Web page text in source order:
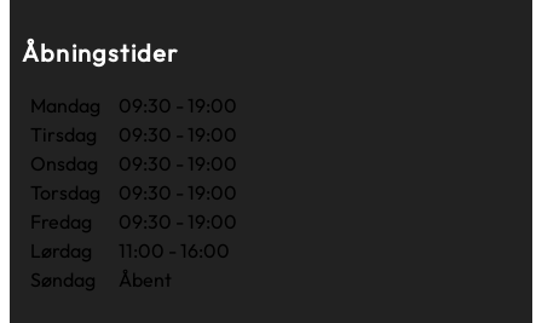
Åbningstider
Mandag
09:30 - 19:00
Tirsdag
09:30 - 19:00
Onsdag
09:30 - 19:00
Torsdag
09:30 - 19:00
Fredag
09:30 - 19:00
Lørdag
11:00 - 16:00
Søndag
Åbent